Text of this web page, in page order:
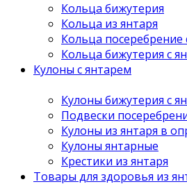
Кольца бижутерия
Кольца из янтаря
Кольца посеребрение
Кольца бижутерия с
Кулоны с янтарем
Кулоны бижутерия с
Подвески
Кулоны из янтаря в
Кулоны янтарные
Крестики из янтаря
Товары для здоровья из